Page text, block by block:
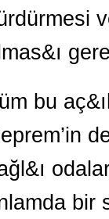
bu
bir